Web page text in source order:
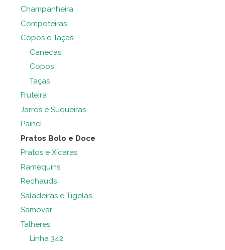
Champanheira
Compoteiras
Copos e Taças
Canecas
Copos
Taças
Fruteira
Jarros e Suqueiras
Painel
Pratos Bolo e Doce
Pratos e Xícaras
Ramequins
Rechauds
Saladeiras e Tigelas
Samovar
Talheres
Linha 342